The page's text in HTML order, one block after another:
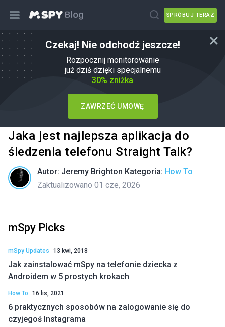
SPRÓBUJ TERAZ
Czekaj! Nie odchodź jeszcze!
Rozpocznij monitorowanie
już dziś dzięki specjalnemu
30% zniżka
ZAWRZEĆ UMOWĘ
Jaka jest najlepsza aplikacja do
śledzenia telefonu Straight Talk?
Autor: Jeremy Brighton Kategoria: How To
Zaktualizowano 01 cze, 2026
mSpy Picks
mSpy Updates 13 kwi, 2018
Jak zainstalować mSpy na telefonie dziecka z
Androidem w 5 prostych krokach
How To 16 lis, 2021
6 praktycznych sposobów na zalogowanie się do
czyjegoś Instagrama